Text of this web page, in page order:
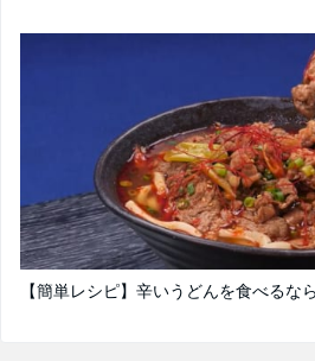
【簡単レシピ】辛いうどんを食べるな